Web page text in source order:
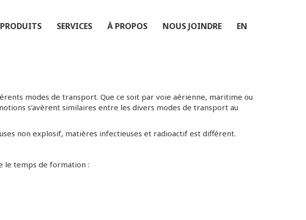
PRODUITS SERVICES À PROPOS NOUS JOINDRE EN
modes de transport. Que ce soit par voie aérienne, maritime ou
s’avèrent similaires entre les divers modes de transport au
non explosif, matières infectieuses et radioactif est différent.
le temps de formation :